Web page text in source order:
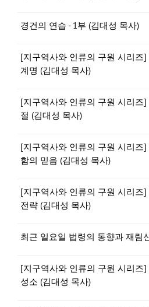
경건의 연습 - 1부 (김대성 목사)
[지구역사와 인류의 구원 시리즈]
계명 (김대성 목사)
[지구역사와 인류의 구원 시리즈]
절 (김대성 목사)
[지구역사와 인류의 구원 시리즈] 6.
함의 믿음 (김대성 목사)
[지구역사와 인류의 구원 시리즈
전략 (김대성 목사)
최근 일요일 법령의 동향과 재림
[지구역사와 인류의 구원 시리즈]
성소 (김대성 목사)